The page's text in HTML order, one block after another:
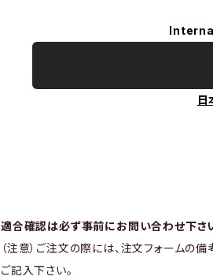
日
適合確認は必ず事前にお問い合わせ下さ
（注意）ご注文の際には、注文フォームの備
ご記入下さい。